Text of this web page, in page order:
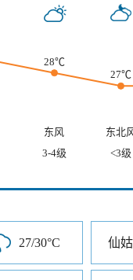
28℃
27℃
东风
东北
3-4级 <3级
27/30°C 仙